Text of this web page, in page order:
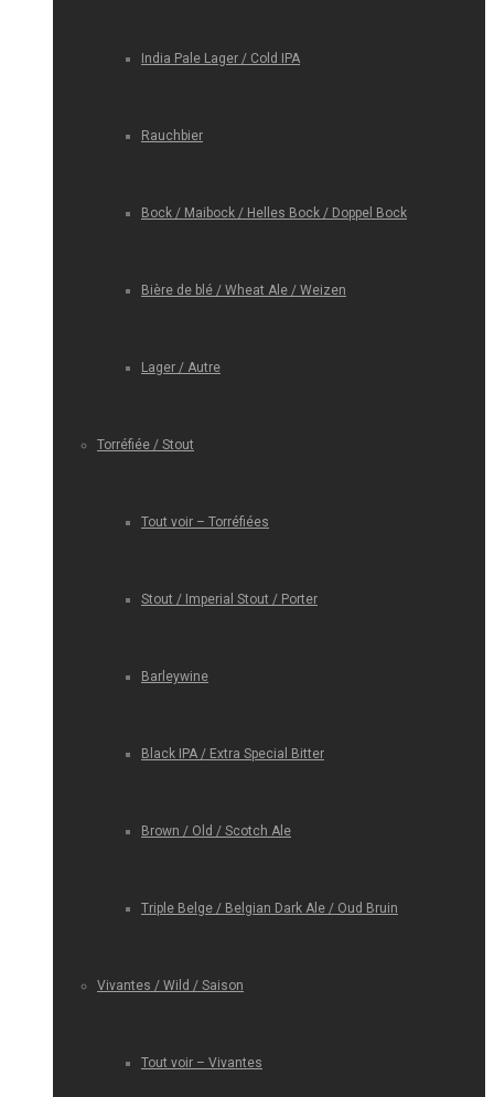
India Pale Lager / Cold IPA
Rauchbier
Bock / Maibock / Helles Bock / Doppel Bock
Bière de blé / Wheat Ale / Weizen
Lager / Autre
Torréfiée / Stout
Tout voir – Torréfiées
Stout / Imperial Stout / Porter
Barleywine
Black IPA / Extra Special Bitter
Brown / Old / Scotch Ale
Triple Belge / Belgian Dark Ale / Oud Bruin
Vivantes / Wild / Saison
Tout voir – Vivantes